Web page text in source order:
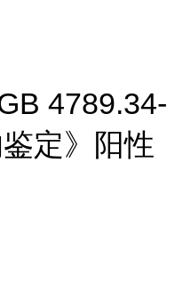
4789.34-
定》阳性